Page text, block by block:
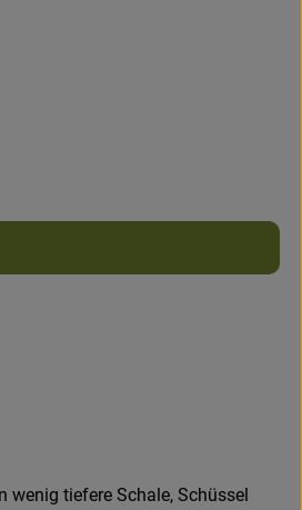
wenig tiefere Schale, Schüssel